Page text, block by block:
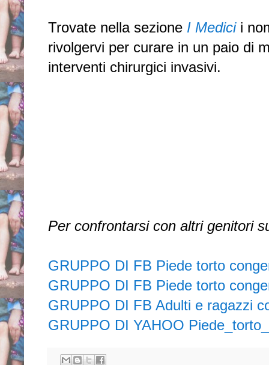
Trovate nella sezione I Medici i
rivolgervi per curare in un paio di
interventi chirurgici invasivi.
Per confrontarsi con altri genitori
GRUPPO DI FB Piede torto
GRUPPO DI FB Piede torto
GRUPPO DI FB Adulti e ragazzi
GRUPPO DI YAHOO